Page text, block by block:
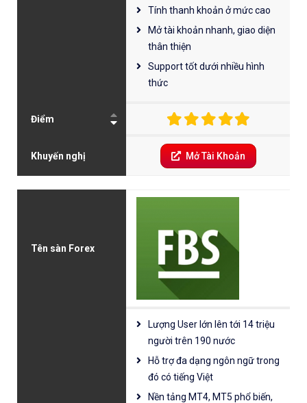
Tính thanh khoản ở mức cao
Mở tài khoản nhanh, giao diện
thân thiện
Support tốt dưới nhiều hình
thức
Điểm
Khuyến nghị Mở Tài Khoản
Tên sàn Forex
Lượng User lớn lên tới 14 triệu
người trên 190 nước
Hỗ trợ đa dạng ngôn ngữ trong
đó có tiếng Việt
Nền tảng MT4, MT5 phổ biến,